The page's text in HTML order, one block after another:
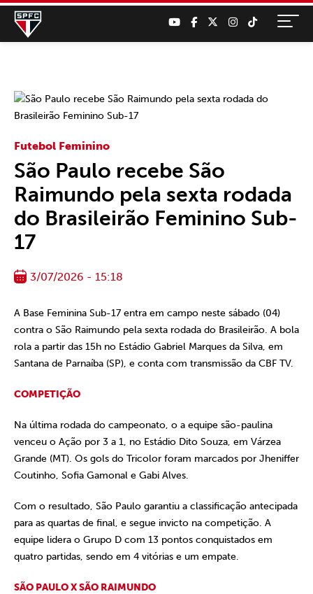
Futebol Feminino
São Paulo recebe São
Raimundo pela sexta rodada
do Brasileirão Feminino Sub-
17
3/07/2026 - 15:18
A Base Feminina Sub-17 entra em campo neste sábado (04)
contra o São Raimundo pela sexta rodada do Brasileirão. A bola
rola a partir das 15h no Estádio Gabriel Marques da Silva, em
Santana de Parnaíba (SP), e conta com transmissão da CBF TV.
COMPETIÇÃO
Na última rodada do campeonato, o a equipe são-paulina
venceu o Ação por 3 a 1, no Estádio Dito Souza, em Várzea
Grande (MT). Os gols do Tricolor foram marcados por Jheniffer
Coutinho, Sofia Gamonal e Gabi Alves.
Com o resultado, São Paulo garantiu a classificação antecipada
para as quartas de final, e segue invicto na competição. A
equipe lidera o Grupo D com 13 pontos conquistados em
quatro partidas, sendo em 4 vitórias e um empate.
SÃO PAULO X SÃO RAIMUNDO